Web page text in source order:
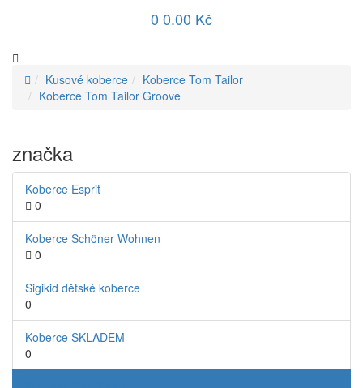
0 0.00 Kč
Kusové koberce
Koberce Tom Tailor
Koberce Tom Tailor Groove
značka
Koberce Esprit
0
Koberce Schöner Wohnen
0
Sigikid dětské koberce
0
Koberce SKLADEM
0